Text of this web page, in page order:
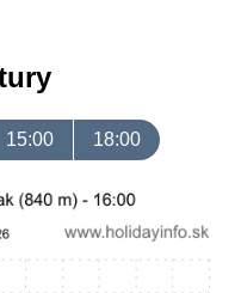
15:00 18:00